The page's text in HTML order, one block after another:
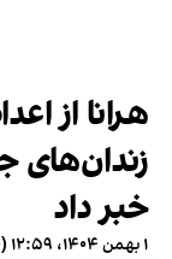
زندان‌های
خبر داد
۱ بهمن ۱۴۰۴، ۱۲:۵۹ (‎+۰ گرینویچ)